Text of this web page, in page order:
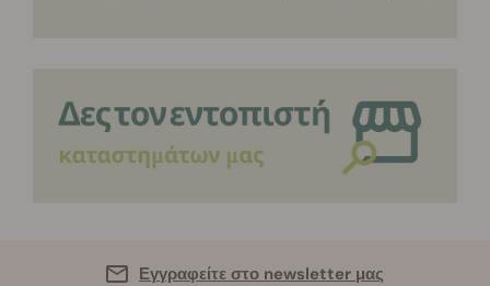
Εγγραφείτε στο newsletter μας